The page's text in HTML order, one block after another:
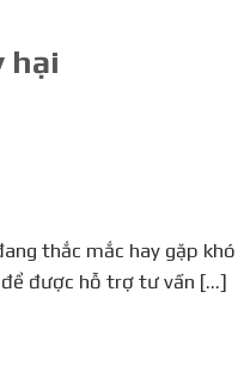
hại
thắc mắc hay gặp khó
để được hỗ trợ tư vấn […]